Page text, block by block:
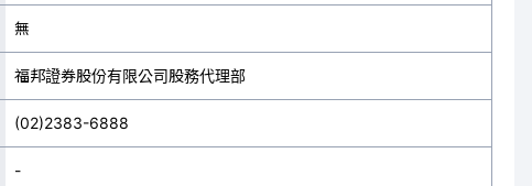
無
福邦證券股份有限公司股務代理部
(02)2383-6888
-